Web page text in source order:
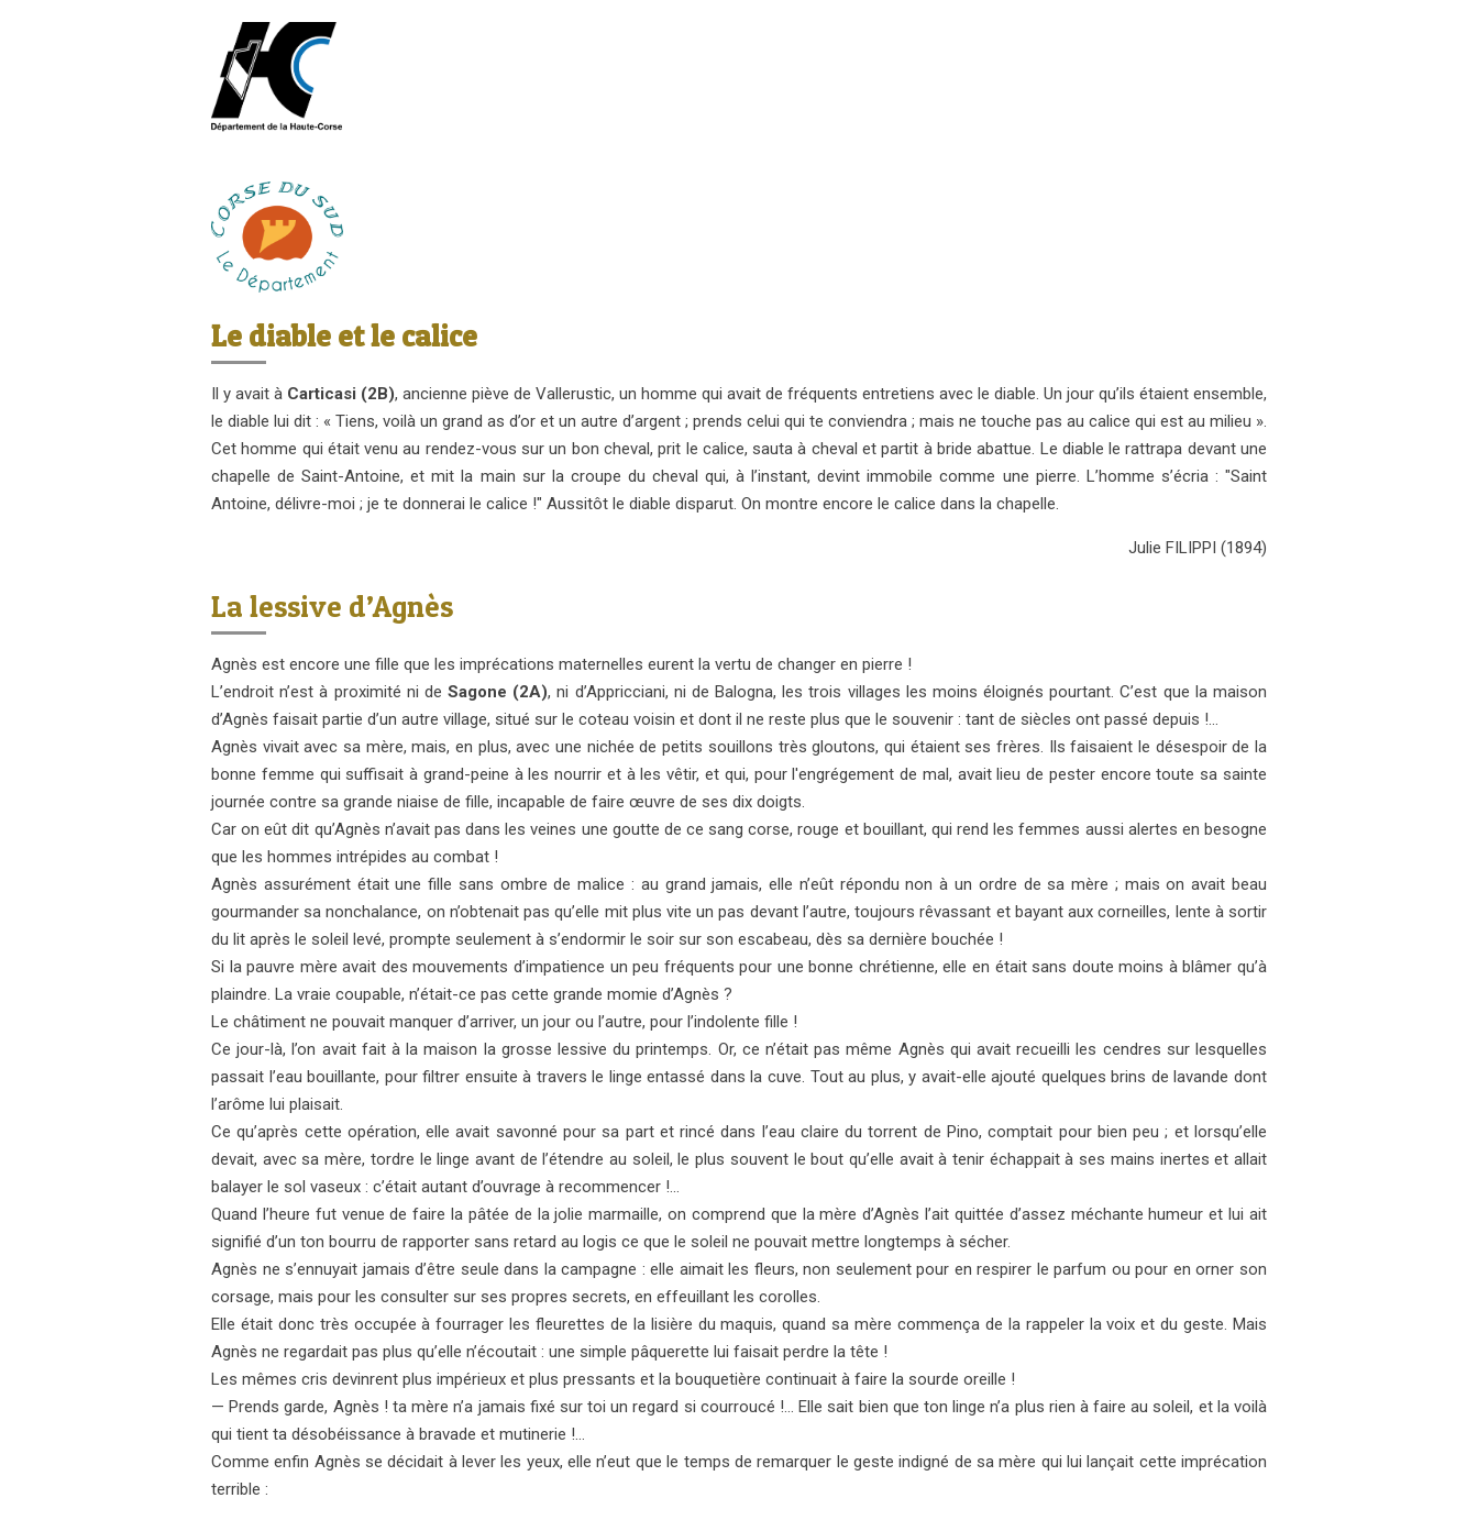
Le diable et le calice
Il y avait à Carticasi (2B), ancienne piève de Vallerustic, un homme qui avait de fréquents entretiens avec le diable. Un jour qu’ils étaient ensemble,
le diable lui dit : « Tiens, voilà un grand as d’or et un autre d’argent ; prends celui qui te conviendra ; mais ne touche pas au calice qui est au milieu ».
Cet homme qui était venu au rendez-vous sur un bon cheval, prit le calice, sauta à cheval et partit à bride abattue. Le diable le rattrapa devant une
chapelle de Saint-Antoine, et mit la main sur la croupe du cheval qui, à l’instant, devint immobile comme une pierre. L’homme s’écria : "Saint
Antoine, délivre-moi ; je te donnerai le calice !" Aussitôt le diable disparut. On montre encore le calice dans la chapelle.
Julie FILIPPI (1894)
La lessive d’Agnès
Agnès est encore une fille que les imprécations mater­nelles eurent la vertu de changer en pierre !
L’endroit n’est à proximité ni deSagone (2A), ni d’Appricciani, ni de Balogna, les trois villages les moins éloignés pourtant. C’est que la maison
d’Agnès faisait partie d’un autre village, situé sur le coteau voisin et dont il ne reste plus que le souvenir : tant de siècles ont passé depuis !…
Agnès vivait avec sa mère, mais, en plus, avec une nichée de petits souillons très gloutons, qui étaient ses frères. Ils faisaient le désespoir de la
bonne femme qui suffisait à grand-peine à les nourrir et à les vêtir, et qui, pour l'engrégement de mal, avait lieu de pester encore toute sa sainte
journée contre sa grande niaise de fille, incapable de faire œuvre de ses dix doigts.
Car on eût dit qu’Agnès n’avait pas dans les veines une goutte de ce sang corse, rouge et bouillant, qui rend les femmes aussi alertes en besogne
que les hommes intrépides au combat !
Agnès assurément était une fille sans ombre de malice : au grand jamais, elle n’eût répondu non à un ordre de sa mère ; mais on avait beau
gourmander sa nonchalance, on n’obtenait pas qu’elle mit plus vite un pas devant l’autre, toujours rêvassant et bayant aux corneilles, lente à sortir
du lit après le soleil levé, prompte seulement à s’endormir le soir sur son escabeau, dès sa dernière bouchée !
Si la pauvre mère avait des mouvements d’impatience un peu fréquents pour une bonne chrétienne, elle en était sans doute moins à blâmer qu’à
plaindre. La vraie coupable, n’était-ce pas cette grande momie d’Agnès ?
Le châtiment ne pouvait manquer d’arriver, un jour ou l’autre, pour l’indolente fille !
Ce jour-là, l’on avait fait à la maison la grosse lessive du printemps. Or, ce n’était pas même Agnès qui avait recueilli les cendres sur lesquelles
passait l’eau bouillante, pour filtrer ensuite à travers le linge entassé dans la cuve. Tout au plus, y avait-elle ajouté quelques brins de lavande dont
l’arôme lui plaisait.
Ce qu’après cette opération, elle avait savonné pour sa part et rincé dans l’eau claire du torrent de Pino, comptait pour bien peu ; et lorsqu’elle
devait, avec sa mère, tordre le linge avant de l’étendre au soleil, le plus souvent le bout qu’elle avait à tenir échappait à ses mains inertes et allait
balayer le sol vaseux : c’était autant d’ouvrage à recom­mencer !…
Quand l’heure fut venue de faire la pâtée de la jolie marmaille, on comprend que la mère d’Agnès l’ait quittée d’assez méchante humeur et lui ait
signifié d’un ton bourru de rapporter sans retard au logis ce que le soleil ne pouvait mettre longtemps à sécher.
Agnès ne s’ennuyait jamais d’être seule dans la cam­pagne : elle aimait les fleurs, non seulement pour en respirer le parfum ou pour en orner son
corsage, mais pour les consulter sur ses propres secrets, en effeuillant les corolles.
Elle était donc très occupée à fourrager les fleurettes de la lisière du maquis, quand sa mère commença de la rappeler la voix et du geste. Mais
Agnès ne regardait pas plus qu’elle n’écoutait : une simple pâquerette lui faisait perdre la tête !
Les mêmes cris devinrent plus impérieux et plus pres­sants et la bouquetière continuait à faire la sourde oreille !
— Prends garde, Agnès ! ta mère n’a jamais fixé sur toi un regard si courroucé !… Elle sait bien que ton linge n’a plus rien à faire au soleil, et la voilà
qui tient ta déso­béissance à bravade et mutinerie !…
Comme enfin Agnès se décidait à lever les yeux, elle n’eut que le temps de remarquer le geste indigné de sa mère qui lui lançait cette imprécation
terrible :